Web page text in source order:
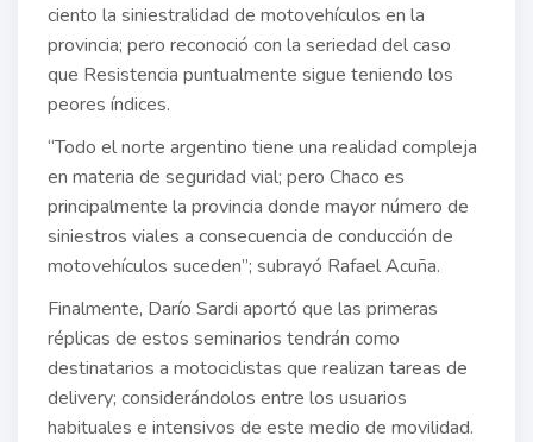
ciento la siniestralidad de motovehículos en la
provincia; pero reconoció con la seriedad del caso
que Resistencia puntualmente sigue teniendo los
peores índices.
“Todo el norte argentino tiene una realidad compleja
en materia de seguridad vial; pero Chaco es
principalmente la provincia donde mayor número de
siniestros viales a consecuencia de conducción de
motovehículos suceden”; subrayó Rafael Acuña.
Finalmente, Darío Sardi aportó que las primeras
réplicas de estos seminarios tendrán como
destinatarios a motociclistas que realizan tareas de
delivery; considerándolos entre los usuarios
habituales e intensivos de este medio de movilidad.